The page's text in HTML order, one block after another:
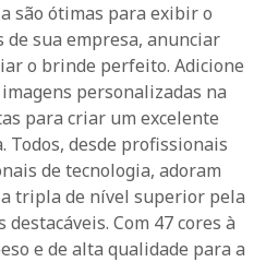
são ótimas para exibir o
sua empresa, anunciar
o brinde perfeito. Adicione
personalizadas na
para criar um excelente
Todos, desde profissionais
de tecnologia, adoram
tripla de nível superior pela
Com 47 cores à
e de alta qualidade para a